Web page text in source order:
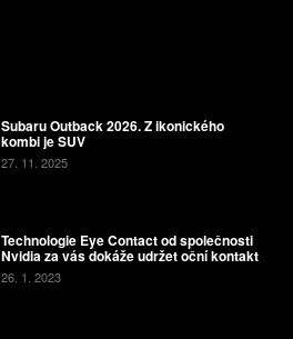
Subaru Outback 2026. Z ikonického
kombi je SUV
27. 11. 2025
Technologie Eye Contact od společnosti
Nvidia za vás dokáže udržet oční kontakt
26. 1. 2023